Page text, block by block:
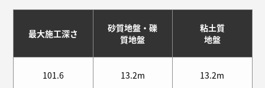
最大施工深さ
砂質地盤・礫
質地盤
粘土質
地盤
101.6 13.2m 13.2m